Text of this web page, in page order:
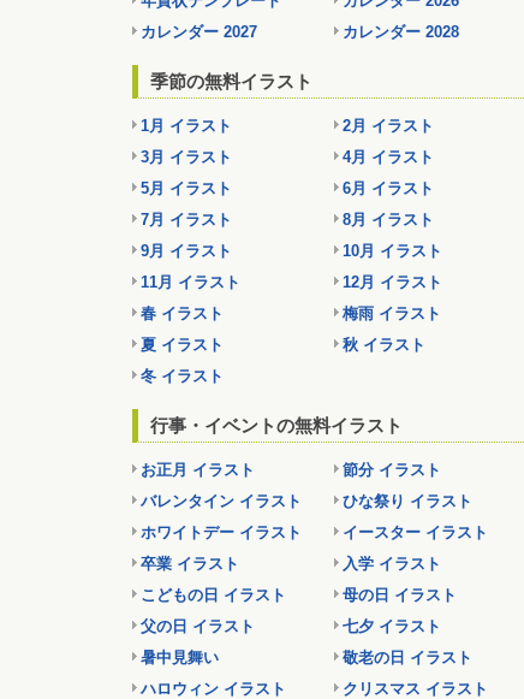
カレンダー 2027
カレンダー 2028
季節の無料イラスト
1月 イラスト
2月 イラスト
3月 イラスト
4月 イラスト
5月 イラスト
6月 イラスト
7月 イラスト
8月 イラスト
9月 イラスト
10月 イラスト
11月 イラスト
12月 イラスト
春 イラスト
梅雨 イラスト
夏 イラスト
秋 イラスト
冬 イラスト
行事・イベントの無料イラスト
お正月 イラスト
節分 イラスト
バレンタイン イラスト
ひな祭り イラスト
ホワイトデー イラスト
イースター イラスト
卒業 イラスト
入学 イラスト
こどもの日 イラスト
母の日 イラスト
父の日 イラスト
七夕 イラスト
暑中見舞い
敬老の日 イラスト
ハロウィン イラスト
クリスマス イラスト